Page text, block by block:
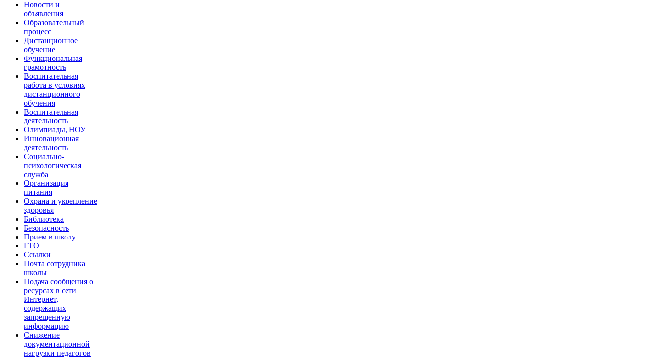
Новости и
объявления
Образовательный
процесс
Дистанционное
обучение
Функциональная
грамотность
Воспитательная
работа в условиях
дистанционного
обучения
Воспитательная
деятельность
Олимпиады, НОУ
Инновационная
деятельность
Социально-
психологическая
служба
Организация
питания
Охрана и укрепление
здоровья
Библиотека
Безопасность
Прием в школу
ГТО
Ссылки
Почта сотрудника
школы
Подача сообщения о
ресурсах в сети
Интернет,
содержащих
запрещенную
информацию
Снижение
документационной
нагрузки педагогов